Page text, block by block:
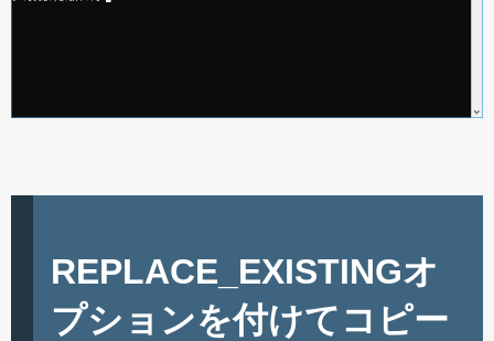
REPLACE_EXISTINGオ
プションを付けてコピー